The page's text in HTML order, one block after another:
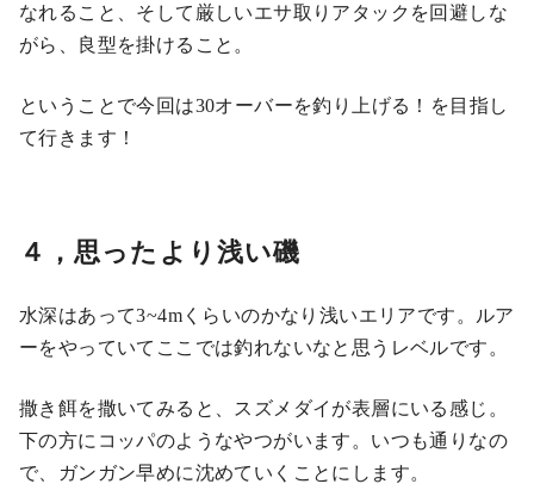
なれること、そして厳しいエサ取りアタックを回避しな
がら、良型を掛けること。
ということで今回は30オーバーを釣り上げる！を目指し
て行きます！
４，思ったより浅い磯
水深はあって3~4mくらいのかなり浅いエリアです。ルア
ーをやっていてここでは釣れないなと思うレベルです。
撒き餌を撒いてみると、スズメダイが表層にいる感じ。
下の方にコッパのようなやつがいます。いつも通りなの
で、ガンガン早めに沈めていくことにします。